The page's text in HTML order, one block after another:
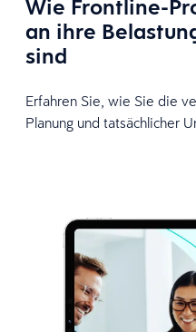
Wie Frontline-
an ihre
sind
Erfahren Sie, wie Sie die
Planung und tatsächlicher